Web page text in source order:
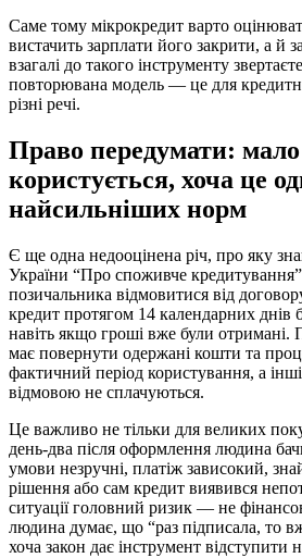
Саме тому мікрокредит варто
вистачить зарплати його закрити, а й
взагалі до такого інструменту
повторювана модель — це для
різні речі.
Право передумати: мало
користується, хоча це
найсильніших норм
Є ще одна недооцінена річ, про яку
України “Про споживче
позичальника відмовитися від
кредит протягом 14 календарних днів
навіть якщо гроші вже були
має повернути одержані кошти та
фактичний період користування, а інші
відмовою не сплачуються.
Це важливо не тільки для великих
день-два після оформлення людина
умови незручні, платіж зависокий,
рішення або сам кредит виявився
ситуації головний ризик — не
людина думає, що “раз підписала, то
хоча закон дає інструмент відступити